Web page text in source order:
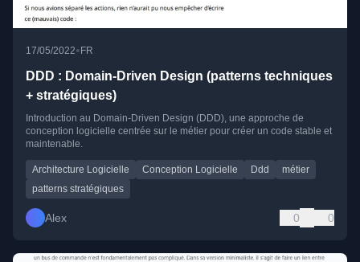
17/05/2022• FR
DDD : Domain-Driven Design (patterns techniques
+ stratégiques)
Introduction au Domain-Driven Design (DDD), une approche de
conception logicielle centrée sur le métier pour créer un code stable et
maintenable.
Architecture Logicielle Conception Logicielle Ddd
métier
patterns stratégiques
Alex 0 0